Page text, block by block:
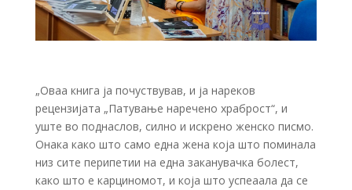
„Оваа книга ја почуствував, и ја нареков
рецензијата „Патување наречено храброст“, и
уште во поднаслов, силно и искрено женско писмо.
Онака како што само една жена која што поминала
низ сите перипетии на една заканувачка болест,
како што е карциномот, и која што успеаала да се